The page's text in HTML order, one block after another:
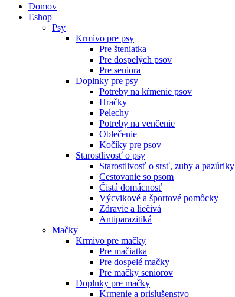
Domov
Eshop
Psy
Krmivo pre psy
Pre šteniatka
Pre dospelých psov
Pre seniora
Doplnky pre psy
Potreby na kŕmenie psov
Hračky
Pelechy
Potreby na venčenie
Oblečenie
Kočíky pre psov
Starostlivosť o psy
Starostlivosť o srsť, zuby a pazúriky
Cestovanie so psom
Čistá domácnosť
Výcvikové a športové pomôcky
Zdravie a liečivá
Antiparazitiká
Mačky
Krmivo pre mačky
Pre mačiatka
Pre dospelé mačky
Pre mačky seniorov
Doplnky pre mačky
Krmenie a prislušenstvo